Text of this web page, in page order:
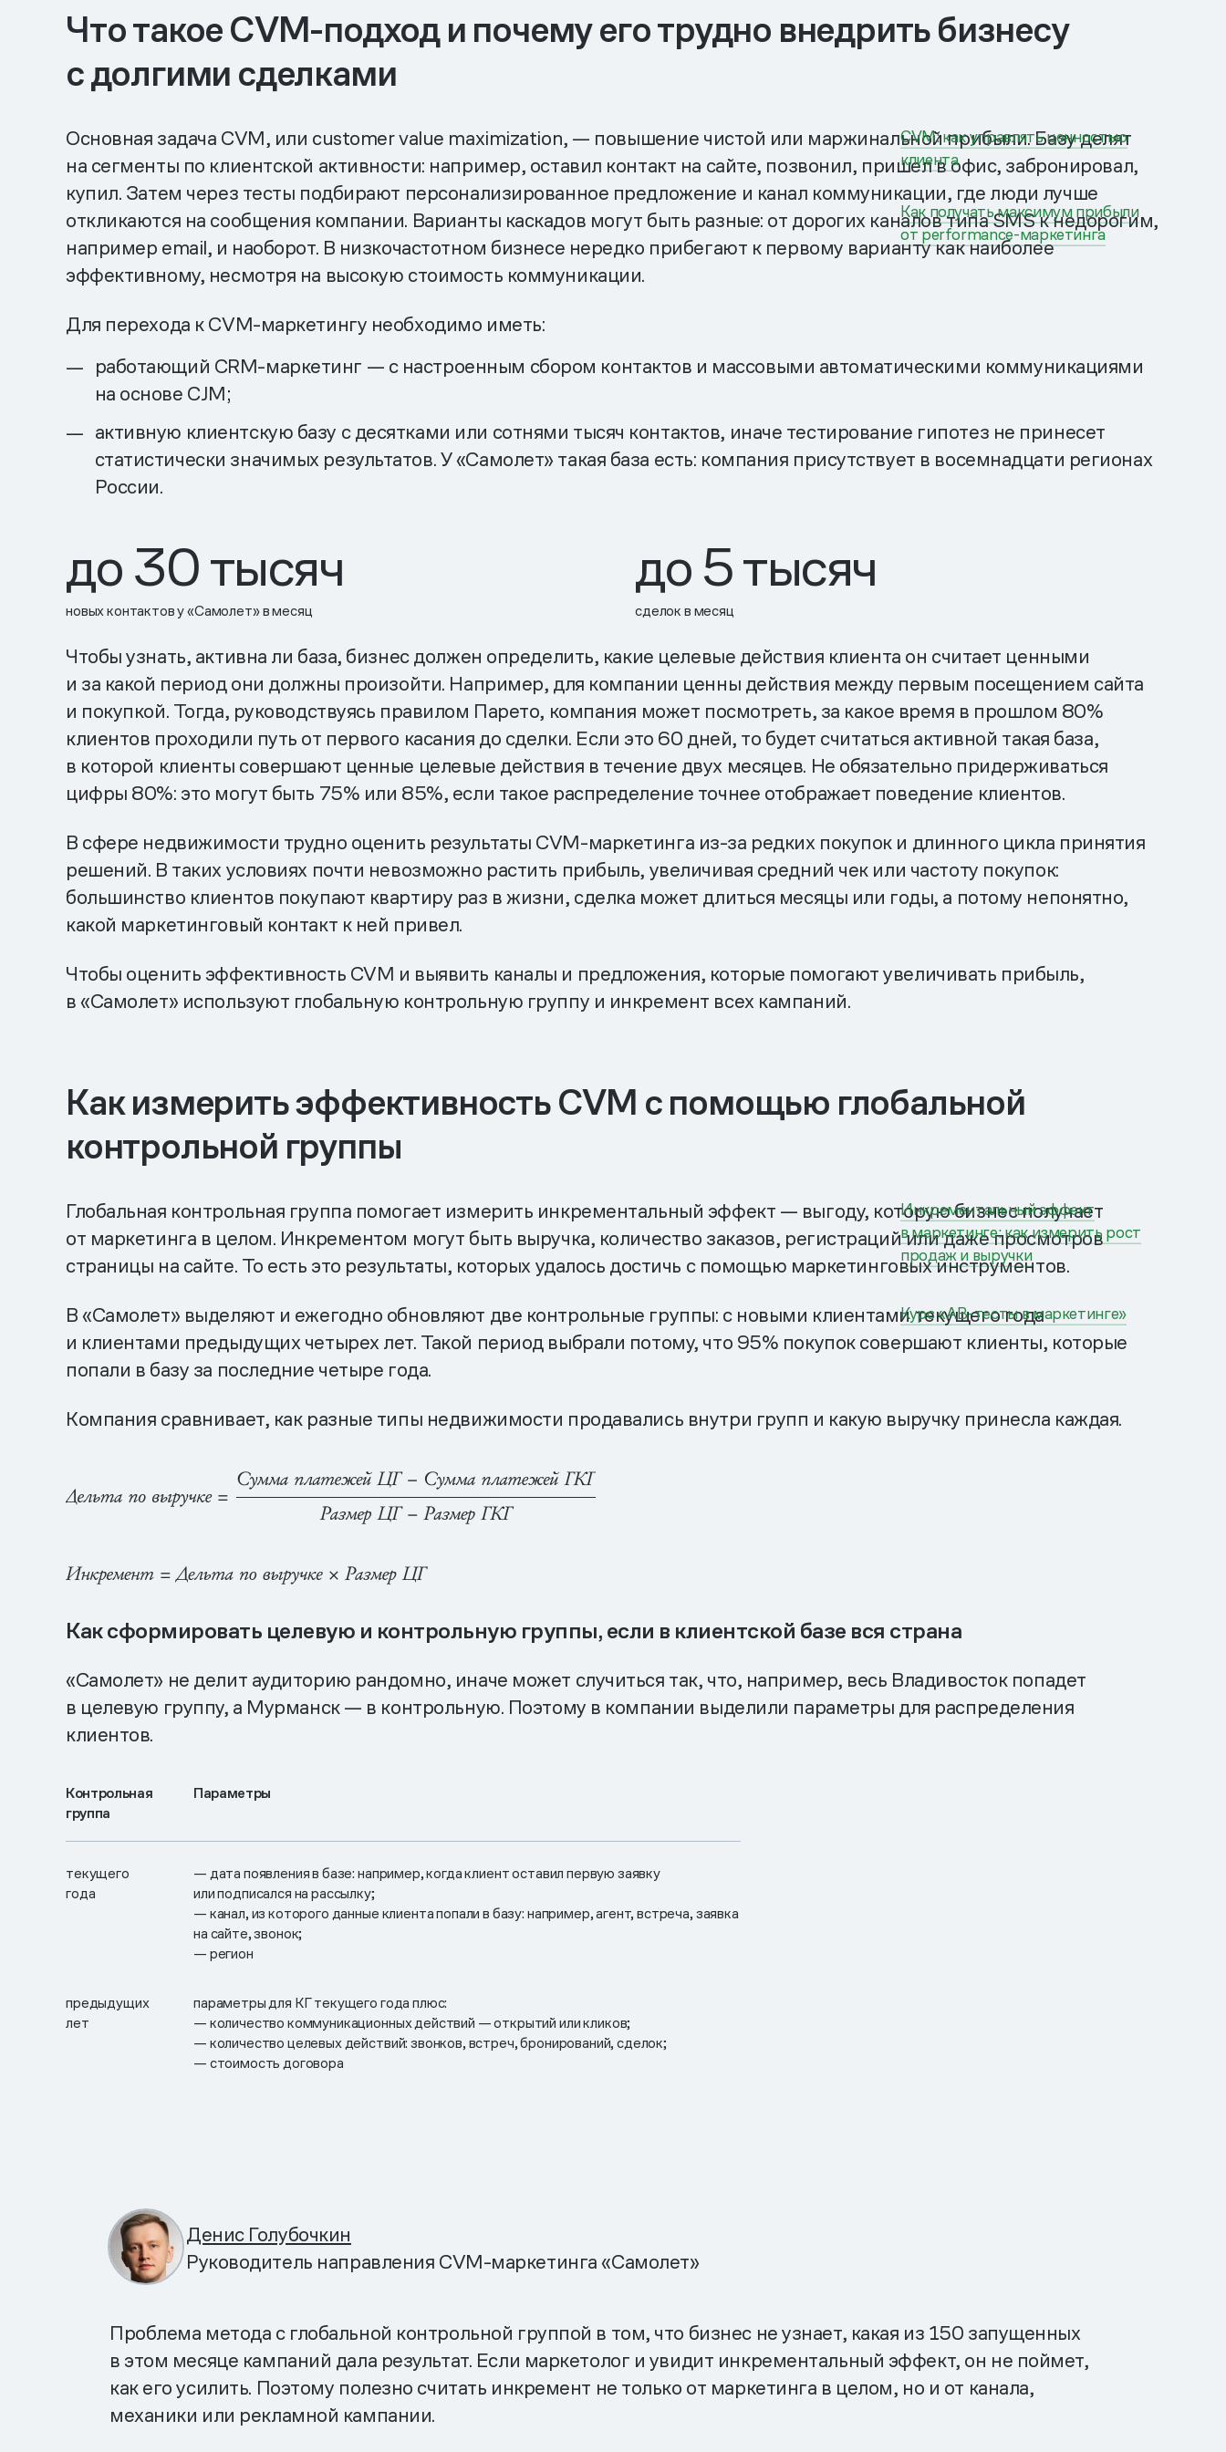
Что такое CVM-подход и почему его трудно внедрить бизнесу
с долгими сделками
CVM: как управлять ценностью
клиента
Как получать максимум прибыли
от performance-маркетинга
Основная задача CVM, или customer value maximization, — повышение чистой или маржинальной прибыли. Базу делят
на сегменты по клиентской активности: например, оставил контакт на сайте, позвонил, пришел в офис, забронировал,
купил. Затем через тесты подбирают персонализированное предложение и канал коммуникации, где люди лучше
откликаются на сообщения компании. Варианты каскадов могут быть разные: от дорогих каналов типа SMS к недорогим,
например email, и наоборот. В низкочастотном бизнесе нередко прибегают к первому варианту как наиболее
эффективному, несмотря на высокую стоимость коммуникации.
Для перехода к CVM-маркетингу необходимо иметь:
работающий CRM-маркетинг — с настроенным сбором контактов и массовыми автоматическими коммуникациями
на основе CJM;
активную клиентскую базу с десятками или сотнями тысяч контактов, иначе тестирование гипотез не принесет
статистически значимых результатов. У «Самолет» такая база есть: компания присутствует в восемнадцати регионах
России.
до 30 тысяч
новых контактов у «Самолет» в месяц
до 5 тысяч
сделок в месяц
Чтобы узнать, активна ли база, бизнес должен определить, какие целевые действия клиента он считает ценными
и за какой период они должны произойти. Например, для компании ценны действия между первым посещением сайта
и покупкой. Тогда, руководствуясь правилом Парето, компания может посмотреть, за какое время в прошлом 80%
клиентов проходили путь от первого касания до сделки. Если это 60 дней, то будет считаться активной такая база,
в которой клиенты совершают ценные целевые действия в течение двух месяцев. Не обязательно придерживаться
цифры 80%: это могут быть 75% или 85%, если такое распределение точнее отображает поведение клиентов.
В сфере недвижимости трудно оценить результаты CVM-маркетинга из-за редких покупок и длинного цикла принятия
решений. В таких условиях почти невозможно растить прибыль, увеличивая средний чек или частоту покупок:
большинство клиентов покупают квартиру раз в жизни, сделка может длиться месяцы или годы, а потому непонятно,
какой маркетинговый контакт к ней привел.
Чтобы оценить эффективность CVM и выявить каналы и предложения, которые помогают увеличивать прибыль,
в «Самолет» используют глобальную контрольную группу и инкремент всех кампаний.
Как измерить эффективность CVM с помощью глобальной
контрольной группы
Инкрементальный эффект
в маркетинге: как измерить рост
продаж и выручки
Глобальная контрольная группа помогает измерить инкрементальный эффект — выгоду, которую бизнес получает
от маркетинга в целом. Инкрементом могут быть выручка, количество заказов, регистраций или даже просмотров
страницы на сайте. То есть это результаты, которых удалось достичь с помощью маркетинговых инструментов.
Курс «АВ-тесты в маркетинге»
В «Самолет» выделяют и ежегодно обновляют две контрольные группы: с новыми клиентами текущего года
и клиентами предыдущих четырех лет. Такой период выбрали потому, что 95% покупок совершают клиенты, которые
попали в базу за последние четыре года.
Компания сравнивает, как разные типы недвижимости продавались внутри групп и какую выручку принесла каждая.
Как сформировать целевую и контрольную группы, если в клиентской базе вся страна
«Самолет» не делит аудиторию рандомно, иначе может случиться так, что, например, весь Владивосток попадет
в целевую группу, а Мурманск — в контрольную. Поэтому в компании выделили параметры для распределения
клиентов.
Контрольная
группа
Параметры
текущего
года
— дата появления в базе: например, когда клиент оставил первую заявку
или подписался на рассылку;
— канал, из которого данные клиента попали в базу: например, агент, встреча, заявка
на сайте, звонок;
— регион
предыдущих
лет
параметры для КГ текущего года плюс:
— количество коммуникационных действий — открытий или кликов;
— количество целевых действий: звонков, встреч, бронирований, сделок;
— стоимость договора
Денис Голубочкин
Руководитель направления CVM-маркетинга «Самолет»
Проблема метода с глобальной контрольной группой в том, что бизнес не узнает, какая из 150 запущенных
в этом месяце кампаний дала результат. Если маркетолог и увидит инкрементальный эффект, он не поймет,
как его усилить. Поэтому полезно считать инкремент не только от маркетинга в целом, но и от канала,
механики или рекламной кампании.